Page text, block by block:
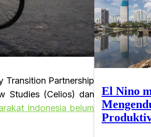
Transition Partnership
Studies (Celios) dan
Indonesia belum
El Nino